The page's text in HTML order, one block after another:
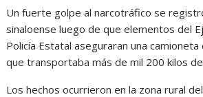
Un fuerte golpe al narcotráfico se
sinaloense luego de que elementos del
Policía Estatal aseguraran una
que transportaba más de mil 200 kilos
Los hechos ocurrieron en la zona rural